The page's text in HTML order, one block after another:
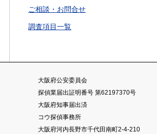
ご相談・お問合せ
調査項目一覧
大阪府公安委員会
探偵業届出証明番号 第62197370号
大阪府知事届出済
コウ探偵事務所
大阪府河内長野市千代田南町2-4-210